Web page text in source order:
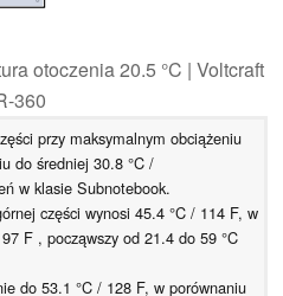
otoczenia 20.5 °C | Voltcraft
360
przy maksymalnym obciążeniu
do średniej 30.8 °C /
w klasie Subnotebook.
części wynosi 45.4 °C / 114 F, w
F , począwszy od 21.4 do 59 °C
do 53.1 °C / 128 F, w porównaniu